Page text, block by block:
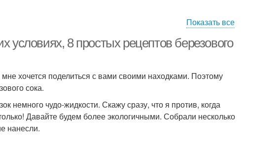
Показать все
условиях, 8 простых рецептов березового
хочется поделиться с вами своими находками. Поэтому
сока.
немного чудо-жидкости. Скажу сразу, что я против, когда
Давайте будем более экологичными. Собрали несколько
нанесли.